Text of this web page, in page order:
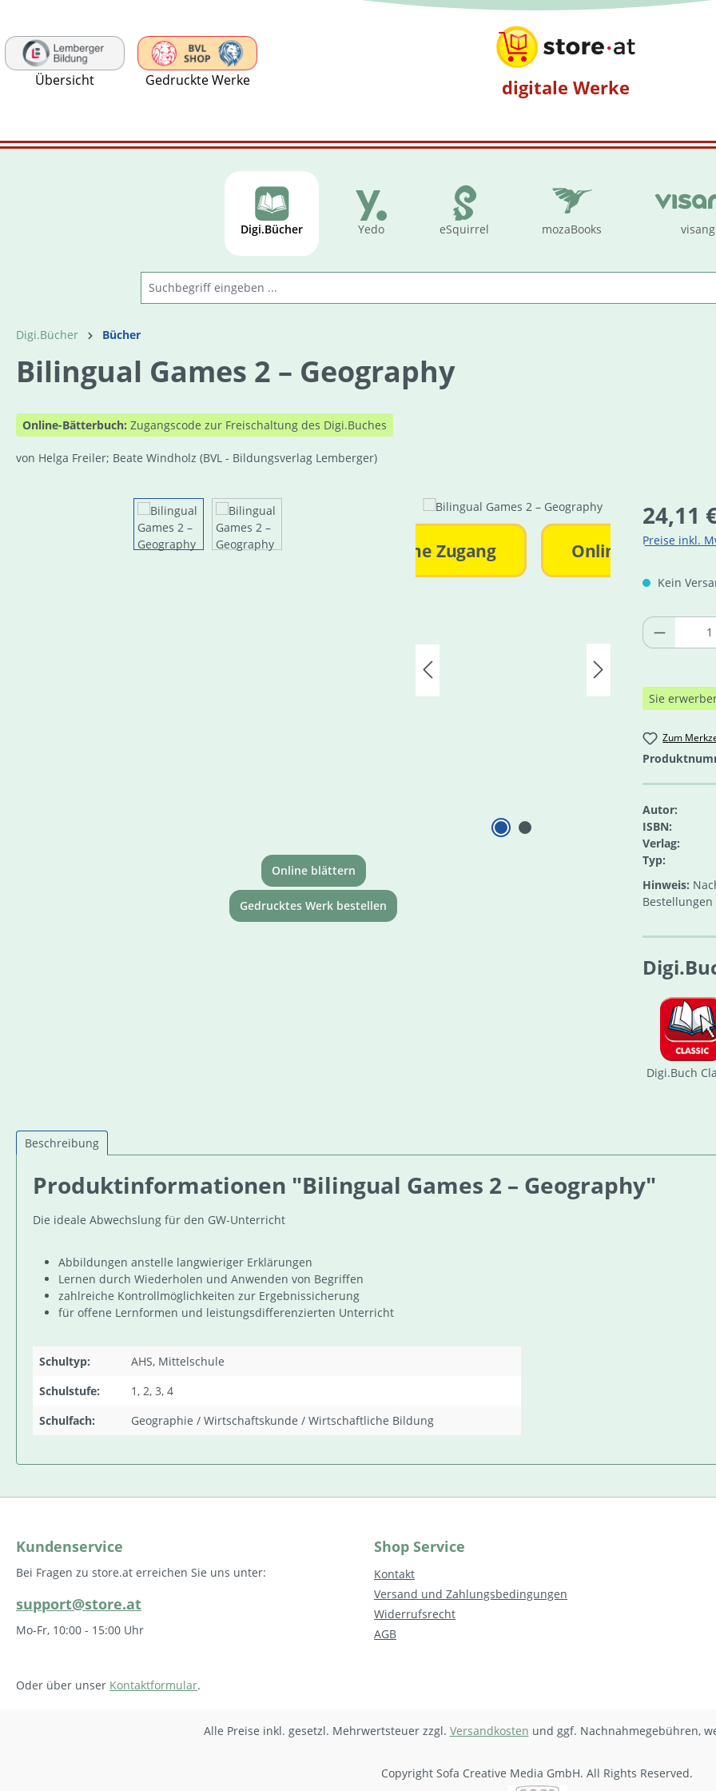
Übersicht Gedruckte Werke digitale Werke
Digi.Bücher Yedo eSquirrel mozaBooks visang
Digi.Bücher Bücher
Bilingual Games 2 – Geography
Online-Bätterbuch: Zugangscode zur Freischaltung des Digi.Buches
von Helga Freiler; Beate Windholz (BVL - Bildungsverlag Lemberger)
Bildergalerie überspringen
Online Zugang Online Zugang Online Zugang
Online blättern
Gedrucktes Werk bestellen
Regulärer
24,11
Preise inkl.
Kein
Sie
Zum
Autor:
ISBN:
Verlag:
Typ:
Hinweis:
Digi.Buch
Beschreibung
Produktinformationen "Bilingual Games 2 – Geography"
Die ideale Abwechslung für den GW-Unterricht
Abbildungen anstelle langwieriger Erklärungen
Lernen durch Wiederholen und Anwenden von Begriffen
zahlreiche Kontrollmöglichkeiten zur Ergebnissicherung
für offene Lernformen und leistungsdifferenzierten Unterricht
Schultyp:
AHS, Mittelschule
Schulstufe:
1, 2, 3, 4
Schulfach:
Geographie / Wirtschaftskunde / Wirtschaftliche Bildung
Kundenservice
Bei Fragen zu store.at erreichen Sie uns unter:
support@store.at
Mo-Fr, 10:00 - 15:00 Uhr
Oder über unser Kontaktformular.
Shop Service
Kontakt
Versand und Zahlungsbedingungen
Widerrufsrecht
AGB
Alle Preise inkl. gesetzl. Mehrwertsteuer zzgl. Versandkosten und ggf. Nachnahmegebühren,
Copyright Sofa Creative Media GmbH. All Rights Reserved.